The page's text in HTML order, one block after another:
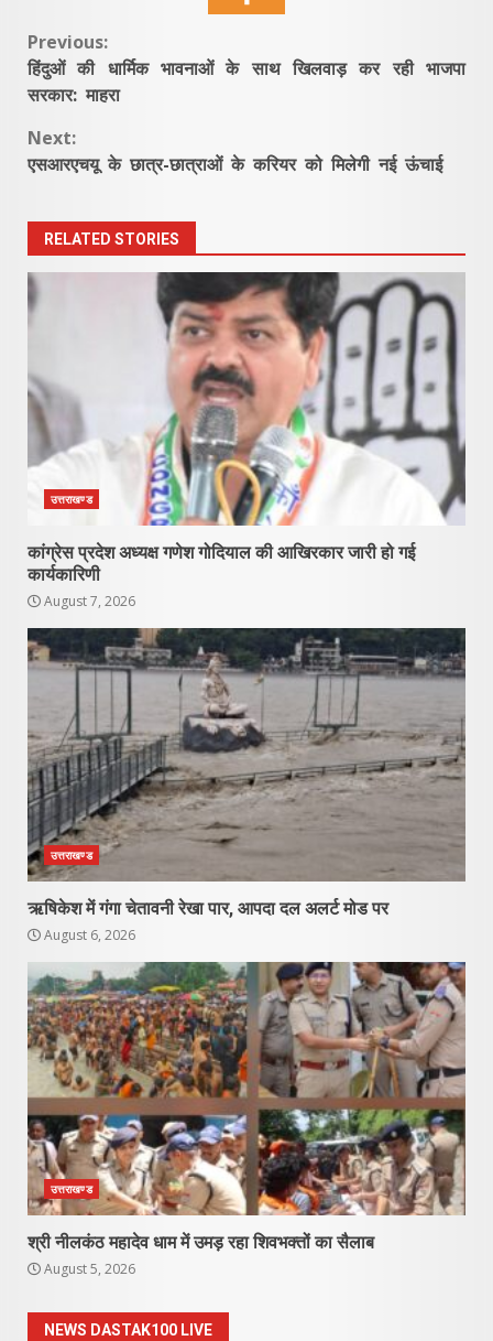
Continue
Reading
Previous:
हिंदुओं की धार्मिक भावनाओं के साथ खिलवाड़ कर रही भाजपा
सरकार: माहरा
Next:
एसआरएचयू के छात्र-छात्राओं के करियर को मिलेगी नई ऊंचाई
RELATED STORIES
उत्तराखण्ड
कांग्रेस प्रदेश अध्यक्ष गणेश गोदियाल की आखिरकार जारी हो गई
कार्यकारिणी
August 7, 2026
उत्तराखण्ड
ऋषिकेश में गंगा चेतावनी रेखा पार, आपदा दल अलर्ट मोड पर
August 6, 2026
उत्तराखण्ड
श्री नीलकंठ महादेव धाम में उमड़ रहा शिवभक्तों का सैलाब
August 5, 2026
NEWS DASTAK100 LIVE